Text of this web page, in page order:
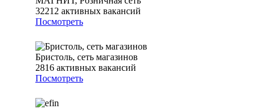
32212 активных вакансий
Посмотреть
Бристоль, сеть магазинов
2816 активных вакансий
Посмотреть